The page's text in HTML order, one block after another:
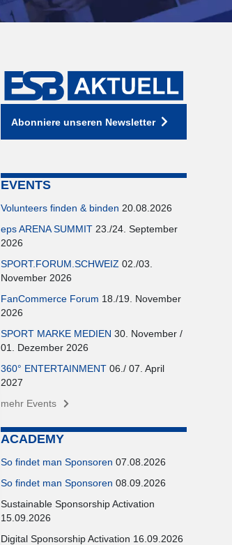
Abonniere unseren Newsletter
EVENTS
Volunteers finden & binden 20.08.2026
eps ARENA SUMMIT 23./24. September
2026
SPORT.FORUM.SCHWEIZ 02./03.
November 2026
FanCommerce Forum 18./19. November
2026
SPORT MARKE MEDIEN 30. November /
01. Dezember 2026
360° ENTERTAINMENT 06./ 07. April
2027
mehr Events
ACADEMY
So findet man Sponsoren 07.08.2026
So findet man Sponsoren 08.09.2026
Sustainable Sponsorship Activation
15.09.2026
Digital Sponsorship Activation 16.09.2026